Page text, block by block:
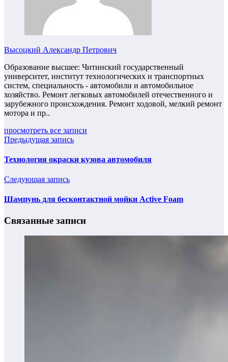
Высоцкий Александр Петрович
Образование высшее: Читинский государственный
университет, институт технологических и транспортных
систем, специальность - автомобили и автомобильное
хозяйство. Ремонт легковых автомобилей отечественного и
зарубежного происхождения. Ремонт ходовой, мелкий ремонт
мотора и пр..
просмотреть все записи
Предыдущая запись
Технология окраски кузова автомобиля
Следующая запись
Шампунь для бесконтактной мойки Active Foam
Связанные записи